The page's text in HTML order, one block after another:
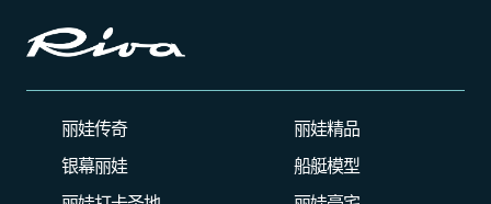
丽娃传奇
银幕丽娃
丽娃精品
船艇模型